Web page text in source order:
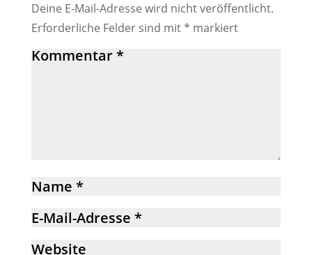
Deine E-Mail-Adresse wird nicht veröffentlicht.
Erforderliche Felder sind mit* markiert